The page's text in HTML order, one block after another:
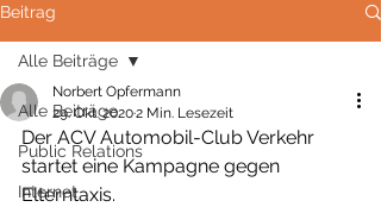
Beitrag
Alle Beiträge
Public Relations
Internet
Alle Beiträge
Norbert Opfermann
29. Okt. 20202 Min. Lesezeit
Der ACV Automobil-Club Verkehr
startet eine Kampagne gegen
Elterntaxis.